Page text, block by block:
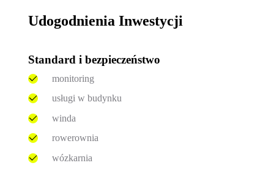
Udogodnienia Inwestycji
Standard i bezpieczeństwo
monitoring
usługi w budynku
winda
rowerownia
wózkarnia